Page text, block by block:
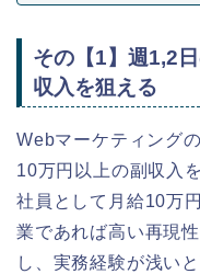
その【1】週1,2
収入を狙える
Webマーケティング
10万円以上の副収入
社員として月給10万
業であれば高い再現
し、実務経験が浅い